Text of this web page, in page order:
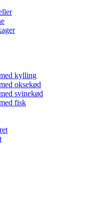
kylling
oksekød
svinekød
fisk